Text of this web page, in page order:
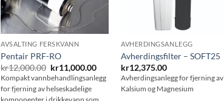
AVSALTING FERSKVANN
Pentair PRF-RO
kr12,000.00 Opprinnelig
pris
var:
kr12,000.00.
kr11,000.00Nåværende
pris
er:
kr11,000.00.
Kompakt vannbehandlingsanlegg
for fjerning av helseskadelige
AVHERDINGSANLEGG
Avherdingsfilter – SOFT25
kr12,375.00
Avherdingsanlegg for fjerning av
Kalsium og Magnesium